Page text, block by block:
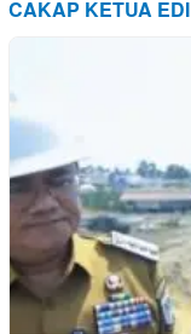
CAKAP KETUA EDI